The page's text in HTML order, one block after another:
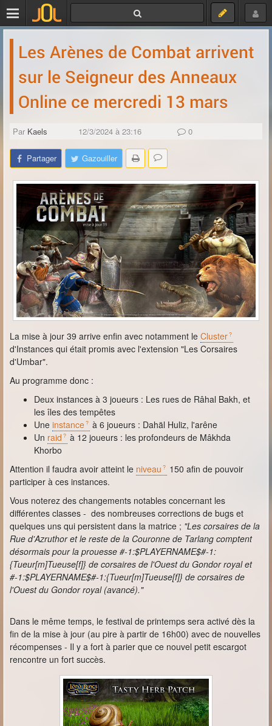
Les Arènes de Combat arrivent
sur le Seigneur des Anneaux
Online ce mercredi 13 mars
Par Kaels 12/3/2024 à 23:16 0
Partager Gazouiller
La mise à jour 39 arrive enfin avec notamment le Cluster
d'Instances qui était promis avec l'extension "Les Corsaires
d'Umbar".
Au programme donc :
Deux instances à 3 joueurs : Les rues de Râhal Bakh, et
les îles des tempêtes
Une instance
à 6 joueurs : Dahäl Huliz, l'arêne
Un raid
à 12 joueurs : les profondeurs de Mâkhda
Khorbo
Attention il faudra avoir atteint le niveau
150 afin de pouvoir
participer à ces instances.
Vous noterez des changements notables concernant les
différentes classes - des nombreuses corrections de bugs et
quelques uns qui persistent dans la matrice ; "Les corsaires de la
Rue d'Azruthor et le reste de la Couronne de Tarlang comptent
désormais pour la prouesse #-1:$PLAYERNAME$#-1:
{Tueur[m]Tueuse[f]} de corsaires de l'Ouest du Gondor royal et
#-1:$PLAYERNAME$#-1:{Tueur[m]Tueuse[f]} de corsaires de
l'Ouest du Gondor royal (avancé)."
Dans le même temps, le festival de printemps sera activé dès la
fin de la mise à jour (au pire à partir de 16h00) avec de nouvelles
récompenses - Il y a fort à parier que ce nouvel petit escargot
rencontre un fort succès.